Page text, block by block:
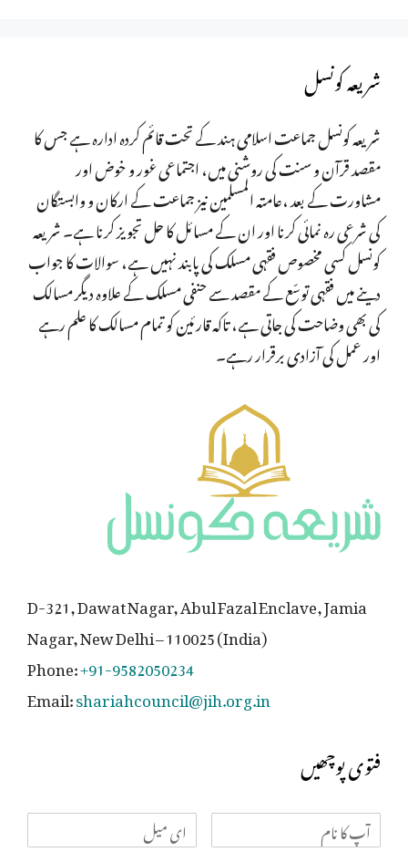
شریعہ کونسل
شریعہ کونسل جماعت اسلامی ہند کے تحت قائم کردہ ادارہ ہے جس کا
مقصد قرآن و سنت کی روشنی میں، اجتماعی غور و خوض اور
مشاورت کے بعد ،عامتہ المسلمین نیز جماعت کے ارکان و وابستگان
کی شرعی رہ نمائی کرنا اور ان کے مسائل کا حل تجویز کرنا ہے۔ شریعہ
کونسل کسی مخصوص فقہی مسلک کی پابند نہیں ہے، سوالات کا جواب
دینے میں فقہی توسّع کے مقصد سے حنفی مسلک کے علاوہ دیگر مسالک
کی بھی وضاحت کی جاتی ہے، تاکہ قارئین کو تمام مسالک کا علم رہے
اور عمل کی آزادی برقرار رہے۔
D-321, Dawat Nagar, Abul Fazal Enclave, Jamia
Nagar, New Delhi – 110025 (India)
Phone:+91-9582050234
Email:shariahcouncil@jih.org.in
فتوی پوچھیں